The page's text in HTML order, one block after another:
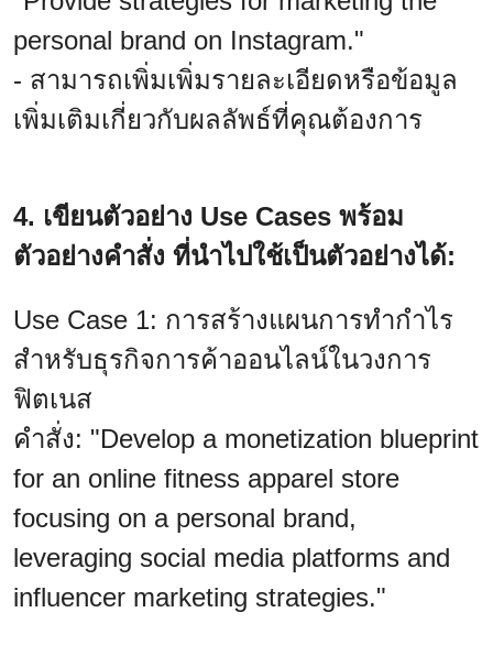
personal brand on Instagram."
- สามารถเพิ่มเพิ่มรายละเอียดหรือข้อมูล
เพิ่มเติมเกี่ยวกับผลลัพธ์ที่คุณต้องการ
4. เขียนตัวอย่าง Use Cases พร้อม
ตัวอย่างคำสั่ง ที่นำไปใช้เป็นตัวอย่างได้:
Use Case 1: การสร้างแผนการทำกำไร
สำหรับธุรกิจการค้าออนไลน์ในวงการ
ฟิตเนส
คำสั่ง: "Develop a monetization blueprint
for an online fitness apparel store
focusing on a personal brand,
leveraging social media platforms and
influencer marketing strategies."